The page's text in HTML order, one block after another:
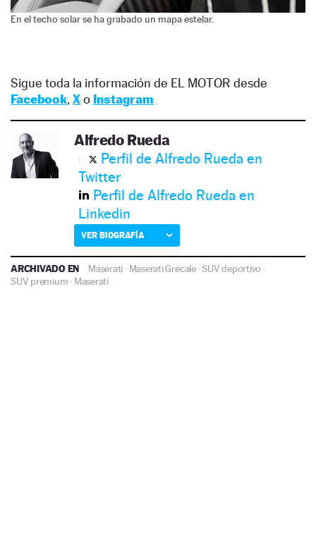
En el techo solar se ha grabado un mapa estelar.
Sigue toda la información de EL MOTOR desde
Facebook, Xo Instagram
Alfredo Rueda
Perfil de Alfredo Rueda en
Twitter
Perfil de Alfredo Rueda en
Linkedin
VER BIOGRAFÍA
ARCHIVADO EN Maserati · Maserati Grecale·SUV deportivo ·
SUV premium · Maserati